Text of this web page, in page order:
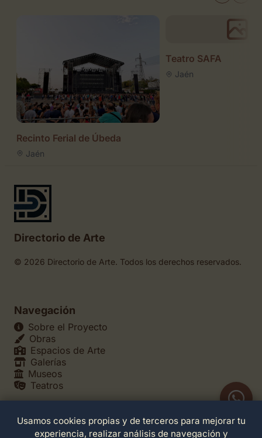
Recinto Ferial de Úbeda
Jaén
Teatro SAFA
Jaén
Directorio de Arte
© 2026 Directorio de Arte. Todos los derechos reservados.
Navegación
Sobre el Proyecto
Obras
Espacios de Arte
Galerías
Museos
Teatros
Legales
Usamos cookies propias y de terceros para mejorar tu
experiencia, realizar análisis de navegación y